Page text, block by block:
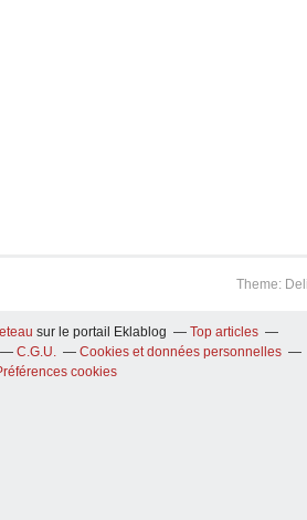
Theme:
sur le portail Eklablog
Top articles
C.G.U.
Cookies et données personnelles
cookies